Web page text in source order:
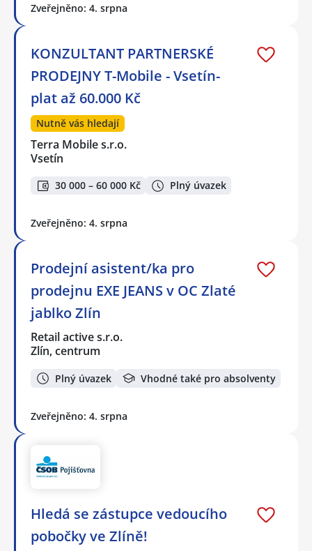
Zveřejněno: 4. srpna
KONZULTANT PARTNERSKÉ
PRODEJNY T-Mobile - Vsetín-
plat až 60.000 Kč
Nutně vás hledají
Terra Mobile s.r.o.
Vsetín
30 000 – 60 000 Kč Plný úvazek
Zveřejněno: 4. srpna
Prodejní asistent/ka pro
prodejnu EXE JEANS v OC Zlaté
jablko Zlín
Retail active s.r.o.
Zlín, centrum
Plný úvazek Vhodné také pro absolventy
Zveřejněno: 4. srpna
Hledá se zástupce vedoucího
pobočky ve Zlíně!